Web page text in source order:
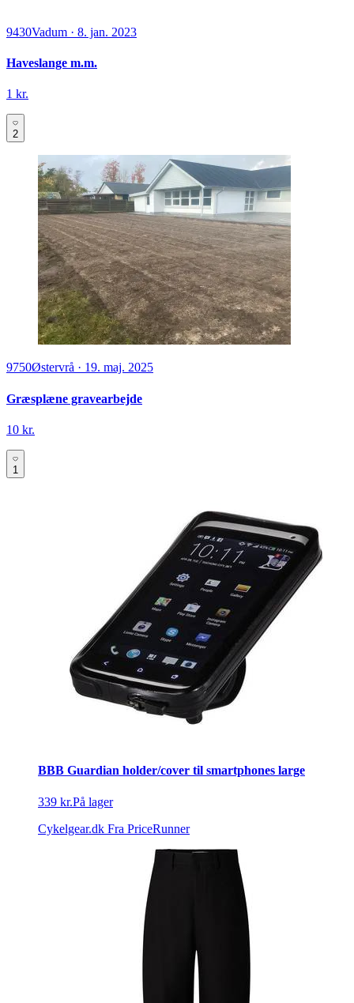
9430Vadum · 8. jan. 2023
Haveslange m.m.
1 kr.
2
9750Østervrå · 19. maj. 2025
Græsplæne gravearbejde
10 kr.
1
BBB Guardian holder/cover til smartphones large
339 kr.På lager
Cykelgear.dk Fra PriceRunner